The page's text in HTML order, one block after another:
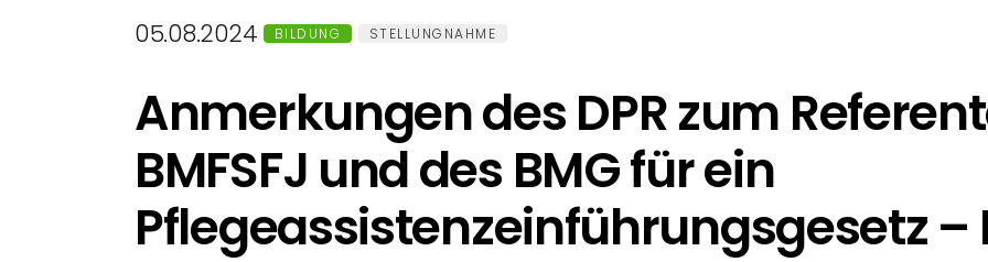
05.08.2024 BILDUNG STELLUNGNAHME
Anmerkungen des DPR zum
BMFSFJ und des BMG für ein
Pflegeassistenzeinführungsgesetz –